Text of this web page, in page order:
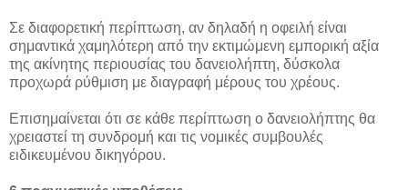
Σε διαφορετική περίπτωση, αν δηλαδή η οφειλή είναι
σημαντικά χαμηλότερη από την εκτιμώμενη εμπορική αξία
της ακίνητης περιουσίας του δανειολήπτη, δύσκολα
προχωρά ρύθμιση με διαγραφή μέρους του χρέους.
Επισημαίνεται ότι σε κάθε περίπτωση ο δανειολήπτης θα
χρειαστεί τη συνδρομή και τις νομικές συμβουλές
ειδικευμένου δικηγόρου.